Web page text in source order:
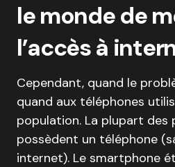
le monde de
l’accès à
Cependant, quand le
quand aux téléphones
population. La plupart des
possèdent un téléphone
internet). Le smartphone